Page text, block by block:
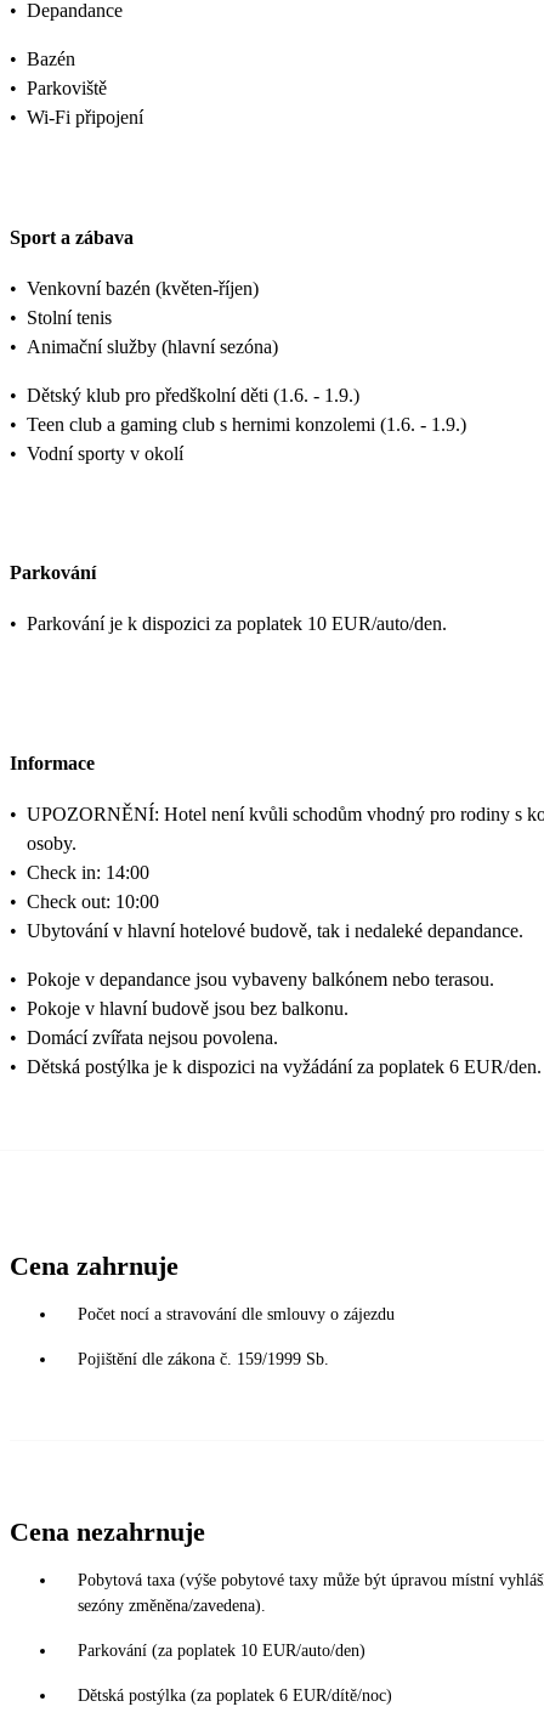
• Depandance
• Bazén
• Parkoviště
• Wi-Fi připojení
Sport a zábava
• Venkovní bazén (květen-říjen)
• Stolní tenis
• Animační služby (hlavní sezóna)
• Dětský klub pro předškolní děti (1.6. - 1.9.)
• Teen club a gaming club s hernimi konzolemi (1.6. - 1.9.)
• Vodní sporty v okolí
Parkování
• Parkování je k dispozici za poplatek 10 EUR/auto/den.
Informace
• UPOZORNĚNÍ: Hotel není kvůli schodům vhodný pro rodiny s
osoby.
• Check in: 14:00
• Check out: 10:00
• Ubytování v hlavní hotelové budově, tak i nedaleké depandance.
• Pokoje v depandance jsou vybaveny balkónem nebo terasou.
• Pokoje v hlavní budově jsou bez balkonu.
• Domácí zvířata nejsou povolena.
• Dětská postýlka je k dispozici na vyžádání za poplatek 6 EUR/den.
Cena zahrnuje
Počet nocí a stravování dle smlouvy o zájezdu
Pojištění dle zákona č. 159/1999 Sb.
Cena nezahrnuje
Pobytová taxa (výše pobytové taxy může být úpravou místní
sezóny změněna/zavedena).
Parkování (za poplatek 10 EUR/auto/den)
Dětská postýlka (za poplatek 6 EUR/dítě/noc)